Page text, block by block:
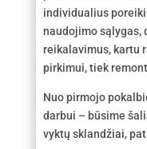
individualius
naudojimo sąlygas,
reikalavimus, kartu
pirkimui, tiek
Nuo pirmojo
darbui – būsime
vyktų sklandžiai,